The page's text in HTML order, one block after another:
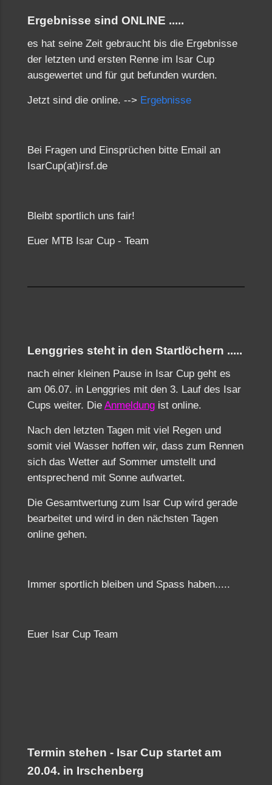
Ergebnisse sind ONLINE .....
es hat seine Zeit gebraucht bis die Ergebnisse
der letzten und ersten Renne im Isar Cup
ausgewertet und für gut befunden wurden.
Jetzt sind die online. --> Ergebnisse
Bei Fragen und Einsprüchen bitte Email an
IsarCup(at)irsf.de
Bleibt sportlich uns fair!
Euer MTB Isar Cup - Team
Lenggries steht in den Startlöchern .....
nach einer kleinen Pause in Isar Cup geht es
am 06.07. in Lenggries mit den 3. Lauf des Isar
Cups weiter. Die Anmeldung ist online.
Nach den letzten Tagen mit viel Regen und
somit viel Wasser hoffen wir, dass zum Rennen
sich das Wetter auf Sommer umstellt und
entsprechend mit Sonne aufwartet.
Die Gesamtwertung zum Isar Cup wird gerade
bearbeitet und wird in den nächsten Tagen
online gehen.
Immer sportlich bleiben und Spass haben.....
Euer Isar Cup Team
Termin stehen - Isar Cup startet am
20.04. in Irschenberg